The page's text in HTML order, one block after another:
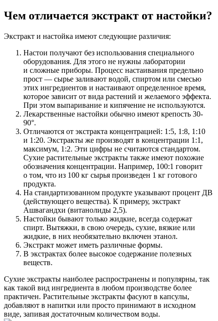
Чем отличается экстракт от настойки?
Экстракт и настойка имеют следующие различия:
Настои получают без использования специального
оборудования. Для этого не нужны лаборатории
и сложные приборы. Процесс настаивания предельно
прост — сырье заливают водой, спиртом или смесью
этих ингредиентов и настаивают определенное время,
которое зависит от вида растений и желаемого эффекта.
При этом выпаривание и кипячение не используются.
Лекарственные настойки обычно имеют крепость 30-
90°.
Отличаются от экстракта концентрацией: 1:5, 1:8, 1:10
и 1:20. Экстракты же производят в концентрации 1:1,
максимум, 1:2. Эти цифры не считаются стандартом.
Сухие растительные экстракты также имеют похожие
обозначения концентрации. Например, 100:1 говорит
о том, что из 100 кг сырья произведен 1 кг готового
продукта.
На стандартизованном продукте указывают процент ДВ
(действующего вещества). К примеру, экстракт
Ашвагандхи (витанолиды 2,5).
Настойки бывают только жидкие, всегда содержат
спирт. Вытяжки, в свою очередь, сухие, вязкие или
жидкие, в них необязательно включен этанол.
Экстракт может иметь различные формы.
В экстрактах более высокое содержание полезных
веществ.
Сухие экстракты наиболее распространены и популярны, так
как такой вид ингредиента в любом производстве более
практичен. Растительные экстракты фасуют в капсулы,
добавляют в напитки или просто принимают в исходном
виде, запивая достаточным количеством воды.